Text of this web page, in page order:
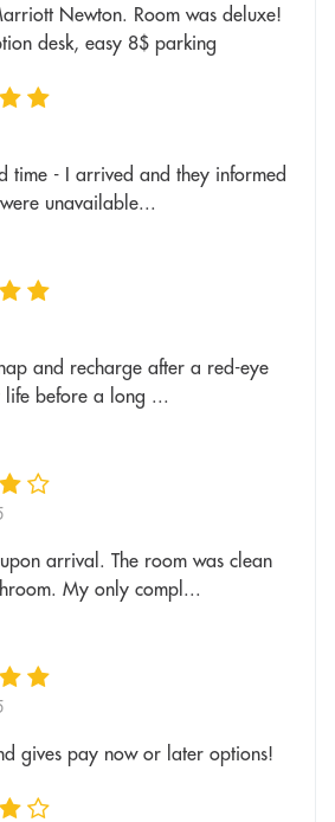
Newton. Room was deluxe!
desk, easy 8$ parking
time - I arrived and they informed
unavailable...
and recharge after a red-eye
life before a long ...
arrival. The room was clean
My only compl...
gives pay now or later options!